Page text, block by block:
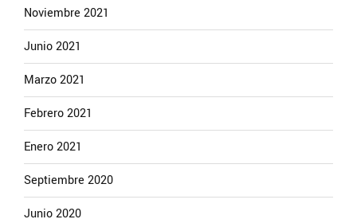
Noviembre 2021
Junio 2021
Marzo 2021
Febrero 2021
Enero 2021
Septiembre 2020
Junio 2020